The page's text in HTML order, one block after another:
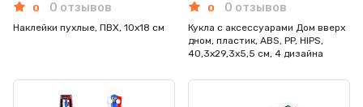
0 0 отзывов
Наклейки пухлые, ПВХ, 10х18 см
0 0 отзывов
Кукла с аксессуарами Дом вверх
дном, пластик, ABS, PP, HIPS,
40,3х29,3х5,5 см, 4 дизайна